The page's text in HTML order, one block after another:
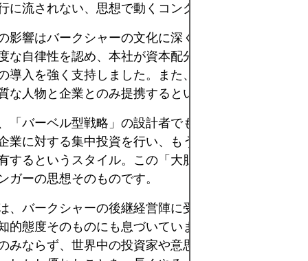
に流されない、思想で動くコングロマリットだった
影響はバークシャーの文化に深く根付いています。
な自律性を認め、本社が資本配分を担う「分権型マ
導入を強く支持しました。また、マーケットノイズ
な人物と企業とのみ提携するという姿勢を浸透させ
「バーベル型戦略」の設計者でもありました。片方
業に対する集中投資を行い、もう片方では現金や低
するというスタイル。この「大胆さ」と「保守性」
ガーの思想そのものです。
、バークシャーの後継経営陣に受け継がれるだけで
的態度そのものにも息づいています。マンガーの考
みならず、世界中の投資家や意思決定者たちに影響